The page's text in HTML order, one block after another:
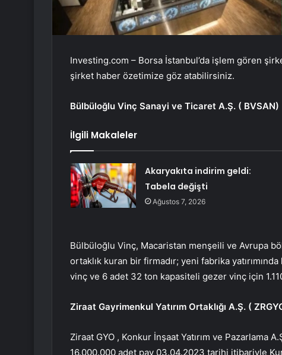
Investing.com – Borsa İstanbul’da işlem gören
şirket haber özetimize göz atabilirsiniz.
Bülbüloğlu Vinç Sanayi ve Ticaret A.Ş. ( BVSAN)
İlgili Makaleler
Akaryakıta indirim geldi:
Tabela değişti
Ağustos 7, 2026
Bülbüloğlu Vinç, Macaristan menşeili ve Avrupa
ortaklık kuran bir firmadır; yeni fabrika
vinç ve 6 adet 32 ​​ton kapasiteli gezer vinç için
Ziraat Gayrimenkul Yatırım Ortaklığı A.Ş. (
Ziraat GYO , Konkur İnşaat Yatırım ve Pazarlama
16.000.000 adet pay 03.04.2023 tarihi itibariyle